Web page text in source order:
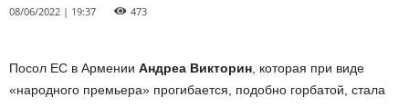
08/06/2022 | 19:37 473
Посол ЕС в Армении Андреа Викторин , которая при виде
«народного премьера» прогибается, подобно горбатой, стала